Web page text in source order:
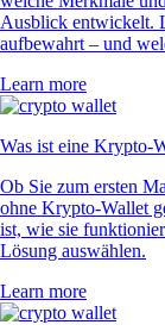
Ausblick entwickelt.
aufbewahrt – und
Learn more
Was ist eine Krypto-
Ob Sie zum ersten
ohne Krypto-Wallet
ist, wie sie
Lösung auswählen.
Learn more